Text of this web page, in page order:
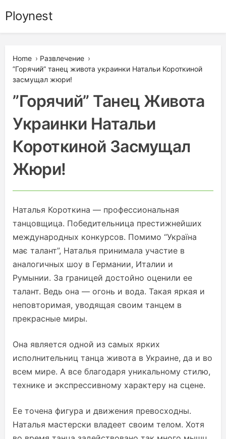
toPloynest
Home › Развлечение ›
”Горячий” танец живота украинки Натальи Короткиной
засмущал жюри!
”Горячий” Танец Живота
Украинки Натальи
Короткиной Засмущал
Жюри!
Наталья Короткина — профессиональная
танцовщица. Победительница престижнейших
международных конкурсов. Помимо “Україна
має талант”, Наталья принимала участие в
аналогичных шоу в Германии, Италии и
Румынии. За границей достойно оценили ее
талант. Ведь она — огонь и вода. Такая яркая и
неповторимая, уводящая своим танцем в
прекрасные миры.
Она является одной из самых ярких
исполнительниц танца живота в Украине, да и во
всем мире. А все благодаря уникальному стилю,
технике и экспрессивному характеру на сцене.
Ее точена фигура и движения превосходны.
Наталья мастерски владеет своим телом. Хотя